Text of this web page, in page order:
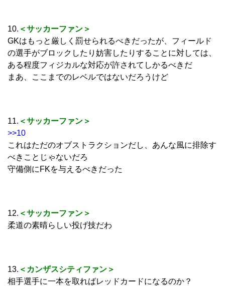
10. ＜サッカーファン＞
GKはもっと厳しく罰せられるべきだったが、フィールド
の選手がブロックしたり妨害したりすることに対しては、
ある程度フィジカルな対応が許されてしかるべきだ
まあ、ここまでのレベルではないだろうけど
11. ＜サッカーファン＞
>>10
これはただのオブストラクションだし、あんな風に排除す
べきことじゃないだろ
守備側にFKを与えるべきだった
12. ＜サッカーファン＞
柔道の素晴らしい投げ技だわ
13. ＜カンザスシティファン＞
相手選手に一本を取ればレッドカードになるのか？